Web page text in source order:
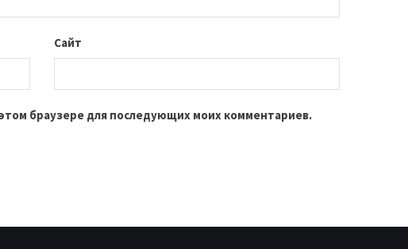
Сайт
браузере для последующих моих комментариев.